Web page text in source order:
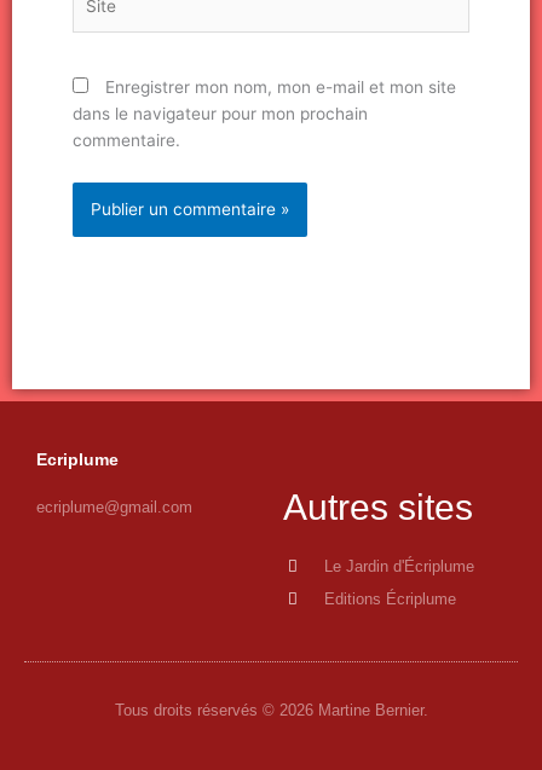
Enregistrer mon nom, mon e-mail et mon site
dans le navigateur pour mon prochain
commentaire.
Ecriplume
ecriplume@gmail.com Autres sites
Le Jardin d'Écriplume
Editions Écriplume
Tous droits réservés © 2026 Martine Bernier.